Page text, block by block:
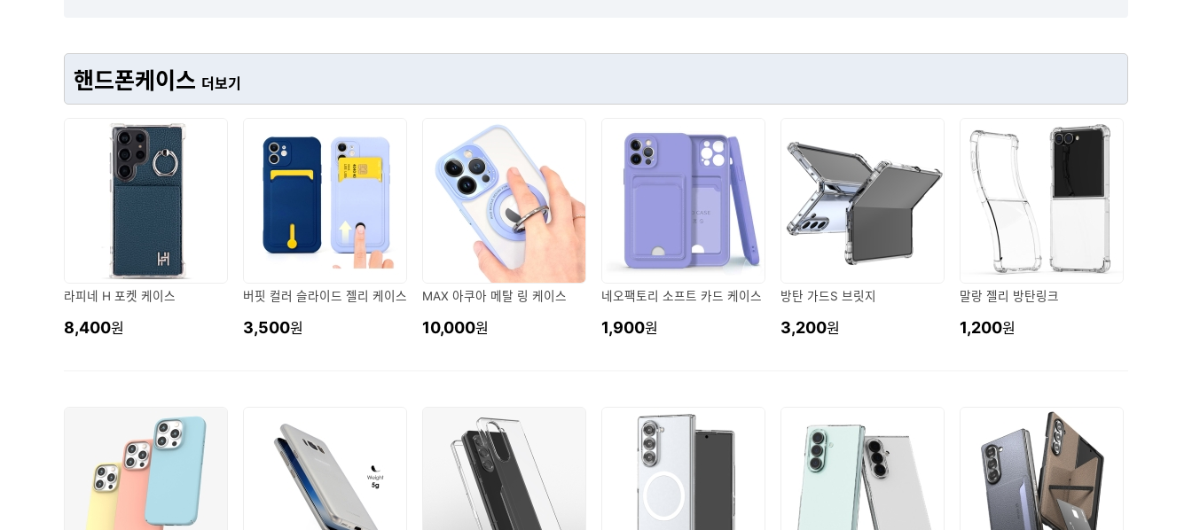
핸드폰케이스 더보기
라피네 H 포켓 케이스
8,400원
버핏 컬러 슬라이드 젤리 케이스
3,500원
MAX 아쿠아 메탈 링 케이스
10,000원
네오팩토리 소프트 카드 케이스
1,900원
방탄 가드S 브릿지
3,200원
말랑 젤리 방탄링크
1,200원